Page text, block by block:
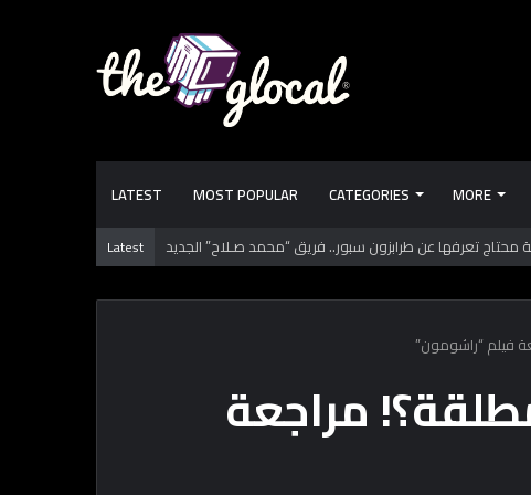
LATEST MOST POPULAR CATEGORIES MORE
Latest الكتب دورها إيه؟ تعلمك وتفيدك.. ولا تعلم الـ “AI”؟
فيلم “راشومون”
مراجعة